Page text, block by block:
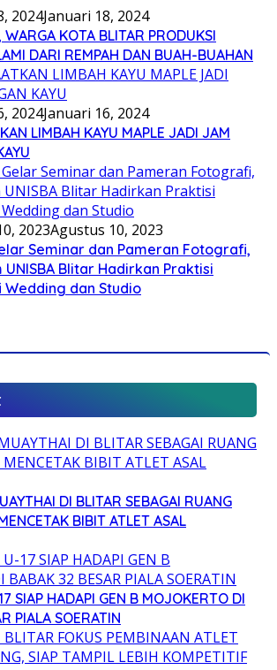
2024Januari 18, 2024
WARGA KOTA BLITAR PRODUKSI
DARI REMPAH DAN BUAH-BUAHAN
2024Januari 16, 2024
LIMBAH KAYU MAPLE JADI JAM
2023Agustus 10, 2023
Seminar dan Pameran Fotografi,
UNISBA Blitar Hadirkan Praktisi
dan Studio
DI BLITAR SEBAGAI RUANG
BIBIT ATLET ASAL
SIAP HADAPI GEN B MOJOKERTO DI
PIALA SOERATIN